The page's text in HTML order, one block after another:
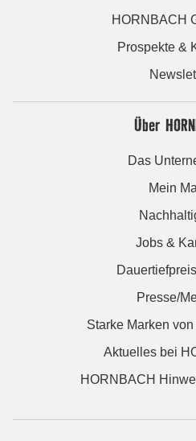
HORNBACH
Prospekte &
Über
Das
Mein
Jobs &
Presse/
Starke Marken
Aktuelles bei
HORNBACH